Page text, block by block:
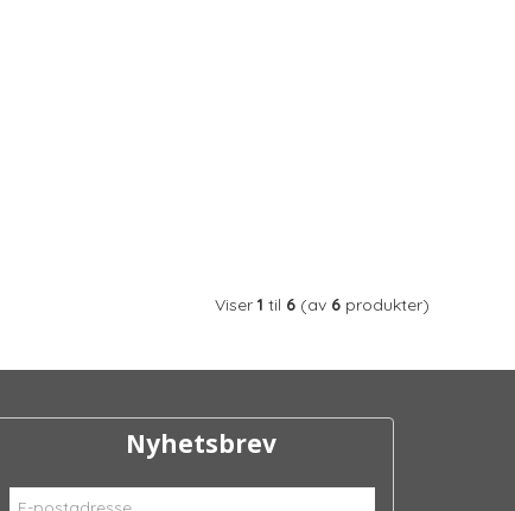
Viser 1 til 6 (av 6 produkter)
Nyhetsbrev